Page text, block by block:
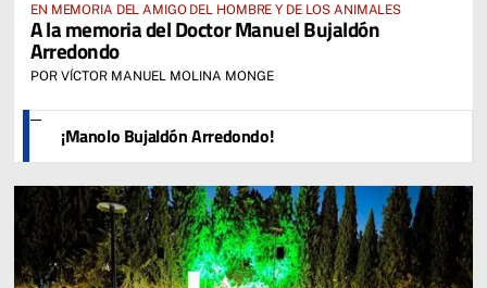
EN MEMORIA DEL AMIGO DEL HOMBRE Y DE LOS ANIMALES
A la memoria del Doctor Manuel Bujaldón
Arredondo
POR VÍCTOR MANUEL MOLINA MONGE
¡Manolo Bujaldón Arredondo!